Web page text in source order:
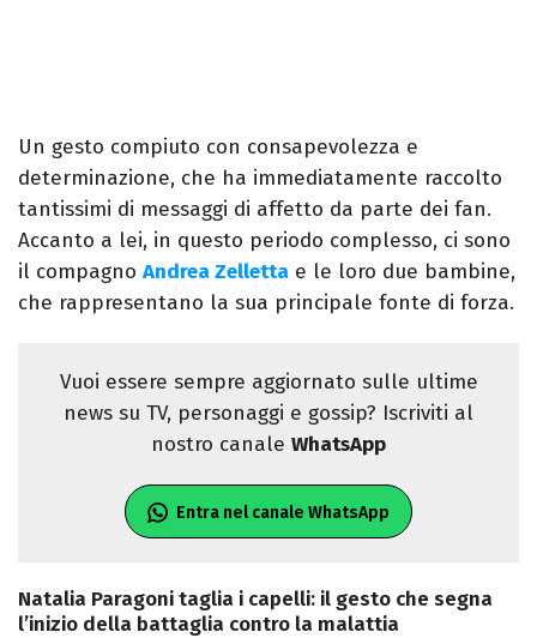
Un gesto compiuto con consapevolezza e
determinazione, che ha immediatamente raccolto
tantissimi di messaggi di affetto da parte dei fan.
Accanto a lei, in questo periodo complesso, ci sono
il compagno Andrea Zelletta e le loro due bambine,
che rappresentano la sua principale fonte di forza.
Vuoi essere sempre aggiornato sulle ultime
news su TV, personaggi e gossip? Iscriviti al
nostro canale WhatsApp
Entra nel canale WhatsApp
Natalia Paragoni taglia i capelli: il gesto che segna
l’inizio della battaglia contro la malattia